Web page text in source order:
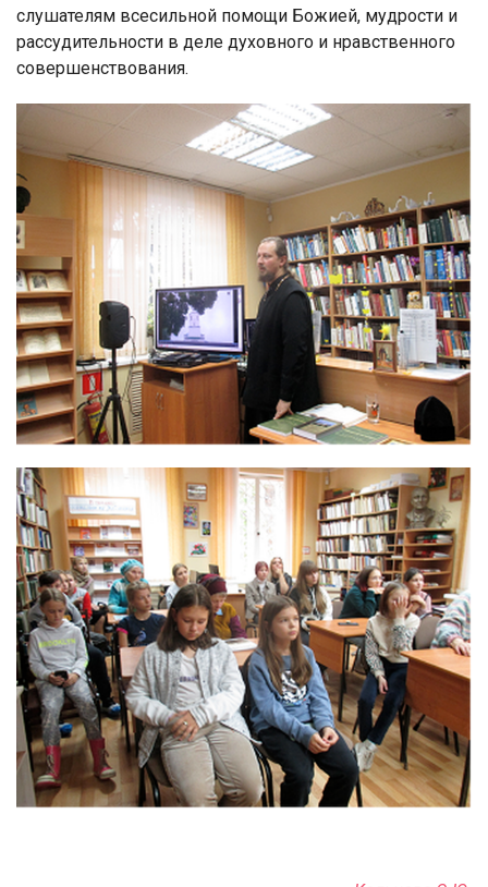
слушателям всесильной помощи Божией, мудрости и
рассудительности в деле духовного и нравственного
совершенствования.